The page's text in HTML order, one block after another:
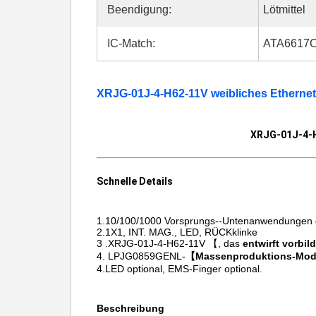
Beendigung: Lötmittel
IC-Match:
XRJG-01J-4-H62-11V weibliches
XRJG-01J-4-
Schnelle Details
1.10/100/1000 Vorsprungs--
2.1X1, INT. MAG., LED, RÜCKklinke
3 .XRJG-01J-4-H62-11V 【, das entwirft
4. LPJG0859GENL- 【Massenproduktions-
4.LED optional, EMS-Finger optional.
Beschreibung